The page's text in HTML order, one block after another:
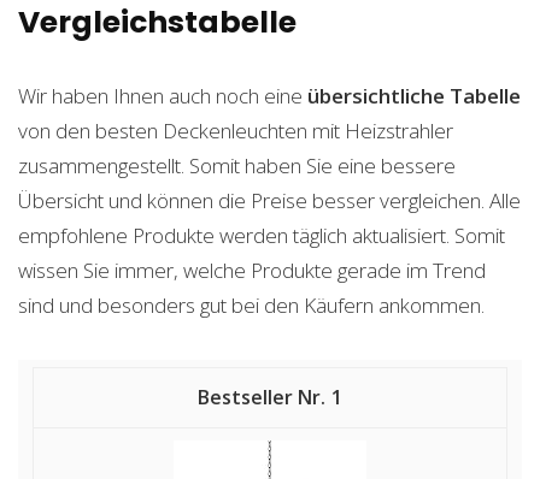
Vergleichstabelle
Wir haben Ihnen auch noch eine übersichtliche Tabelle
von den besten Deckenleuchten mit Heizstrahler
zusammengestellt. Somit haben Sie eine bessere
Übersicht und können die Preise besser vergleichen. Alle
empfohlene Produkte werden täglich aktualisiert. Somit
wissen Sie immer, welche Produkte gerade im Trend
sind und besonders gut bei den Käufern ankommen.
1